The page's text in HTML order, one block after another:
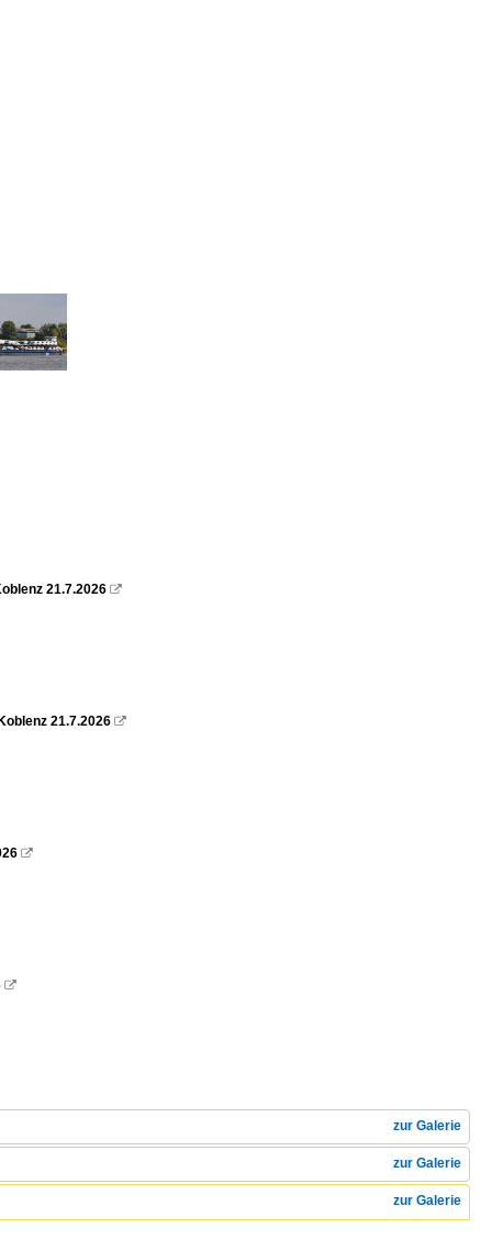
21.7.2026 
21.7.2026 


zur Galerie
zur Galerie
zur Galerie